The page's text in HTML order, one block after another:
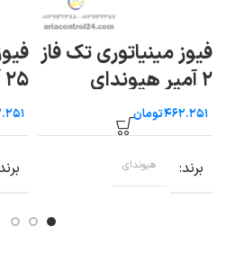
فیوز مینیاتوری تک فاز
۲ آمپر هیوندای
تومان
برند هیوندای
۲۵ آمپر هیوندای